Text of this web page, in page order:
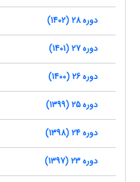
دوره 28 (1402)
دوره 27 (1401)
دوره 26 (1400)
دوره 25 (1399)
دوره 24 (1398)
دوره 23 (1397)